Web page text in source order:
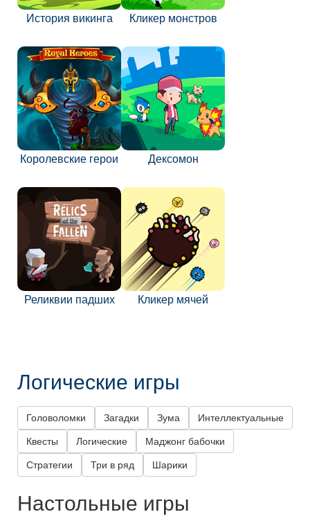
История викинга Кликер монстров
Королевские герои Дексомон
Реликвии падших Кликер мячей
Логические игры
Головоломки Загадки Зума Интеллектуальные
Квесты Логические Маджонг бабочки
Стратегии Три в ряд Шарики
Настольные игры